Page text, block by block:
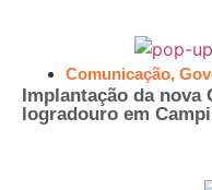
Comunicação,
Implantação da nova
logradouro em